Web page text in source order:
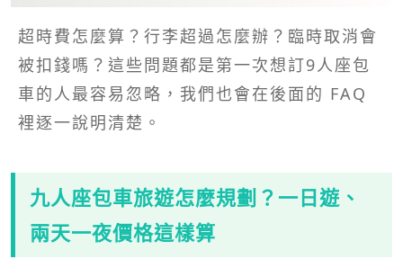
超時費怎麼算？行李超過怎麼辦？臨時取消會
被扣錢嗎？這些問題都是第一次想訂9人座包
車的人最容易忽略，我們也會在後面的 FAQ
裡逐一說明清楚。
九人座包車旅遊怎麼規劃？一日遊、
兩天一夜價格這樣算